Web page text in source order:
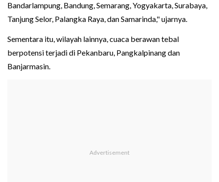
Bandarlampung, Bandung, Semarang, Yogyakarta, Surabaya,
Tanjung Selor, Palangka Raya, dan Samarinda," ujarnya.
Sementara itu, wilayah lainnya, cuaca berawan tebal
berpotensi terjadi di Pekanbaru, Pangkalpinang dan
Banjarmasin.